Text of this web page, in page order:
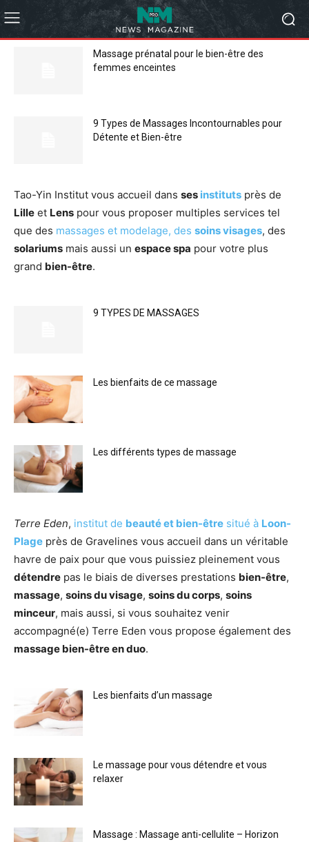
Massage prénatal pour le bien-être des
femmes enceintes
9 Types de Massages Incontournables pour
Détente et Bien-être
Tao-Yin Institut vous accueil dans ses instituts près de
Lille et Lens pour vous proposer multiples services tel
que des massages et modelage, des soins visages, des
solariums mais aussi un espace spa pour votre plus
grand bien-être.
9 TYPES DE MASSAGES
Les bienfaits de ce massage
Les différents types de massage
Terre Eden, institut de beauté et bien-être situé à Loon-
Plage près de Gravelines vous accueil dans un véritable
havre de paix pour que vous puissiez pleinement vous
détendre pas le biais de diverses prestations bien-être,
massage, soins du visage, soins du corps, soins
minceur, mais aussi, si vous souhaitez venir
accompagné(e) Terre Eden vous propose également des
massage bien-être en duo.
Les bienfaits d’un massage
Le massage pour vous détendre et vous
relaxer
Massage : Massage anti-cellulite – Horizon